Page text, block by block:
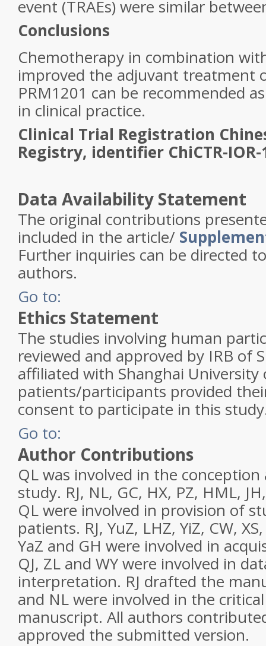
event (TRAEs) were similar
Conclusions
Chemotherapy in combination
improved the adjuvant treatment
PRM1201 can be recommended
in clinical practice.
Clinical Trial Registration
Registry, identifier ChiCTR-IOR-
Data Availability Statement
The original contributions
included in the article/
Further inquiries can be directed
authors.
Go to:
Ethics Statement
The studies involving human
reviewed and approved by IRB of
affiliated with Shanghai University
patients/participants provided
consent to participate in this
Go to:
Author Contributions
QL was involved in the
study. RJ, NL, GC, HX, PZ, HML,
QL were involved in provision of
patients. RJ, YuZ, LHZ, YiZ, CW,
YaZ and GH were involved in
QJ, ZL and WY were involved in
interpretation. RJ drafted the
and NL were involved in the
manuscript. All authors
approved the submitted version.